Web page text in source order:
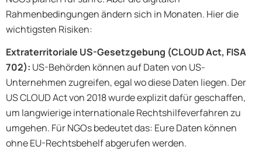
Rahmenbedingungen ändern sich in Monaten. Hier die
wichtigsten Risiken:
Extraterritoriale US-Gesetzgebung (CLOUD Act, FISA
702): US-Behörden können auf Daten von US-
Unternehmen zugreifen, egal wo diese Daten liegen. Der
US CLOUD Act von 2018 wurde explizit dafür geschaffen,
um langwierige internationale Rechtshilfeverfahren zu
umgehen. Für NGOs bedeutet das: Eure Daten können
ohne EU-Rechtsbehelf abgerufen werden.